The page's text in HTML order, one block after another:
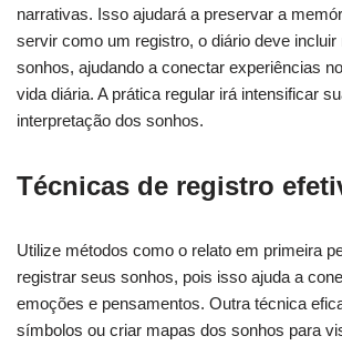
narrativas. Isso ajudará a preservar a
servir como um registro, o diário deve
sonhos, ajudando a conectar experiências
vida diária. A prática regular irá intensificar
interpretação dos sonhos.
Técnicas de registro
Utilize métodos como o relato em primeira
registrar seus sonhos, pois isso ajuda a
emoções e pensamentos. Outra técnica
símbolos ou criar mapas dos sonhos para